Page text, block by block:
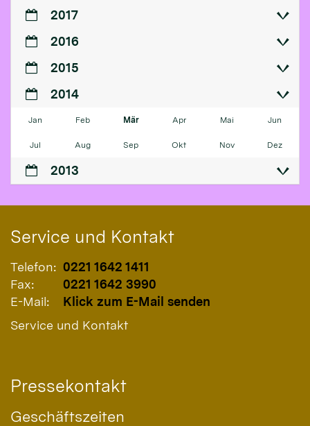
2017
2016
2015
2014
Jan Feb Mär Apr Mai Jun
Jul Aug Sep Okt Nov Dez
2013
Service und Kontakt
Telefon: 0221 1642 1411
Fax:
0221 1642 3990
E-Mail:
Klick zum E-Mail senden
Service und Kontakt
Pressekontakt
Geschäftszeiten